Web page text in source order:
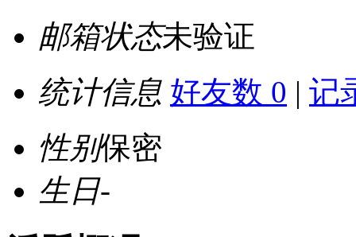
邮箱状态未验证
统计信息 好友数 0 | 记
性别保密
生日-